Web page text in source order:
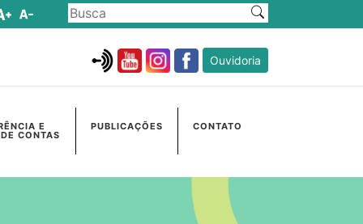
Ouvidoria
E
CONTAS
PUBLICAÇÕES CONTATO